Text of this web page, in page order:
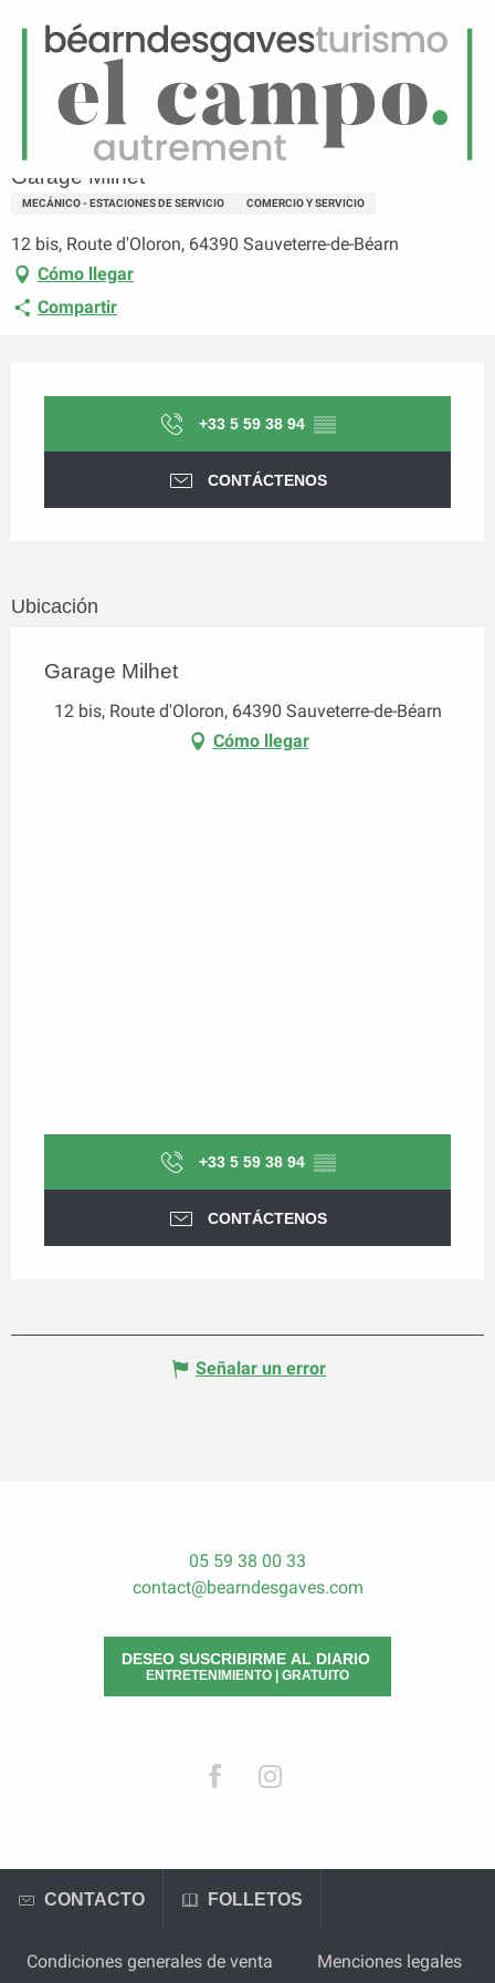
Menú
Página principal Garage Milhet
Garage Milhet
MECÁNICO - ESTACIONES DE SERVICIO COMERCIO Y SERVICIO
12 bis, Route d'Oloron, 64390 Sauveterre-de-Béarn
Cómo llegar
Compartir
+33 5 59 38 94 ▒▒
CONTÁCTENOS
Ubicación
Garage Milhet
12 bis, Route d'Oloron, 64390 Sauveterre-de-Béarn
Cómo llegar
+33 5 59 38 94 ▒▒
CONTÁCTENOS
Señalar un error
05 59 38 00 33
contact@bearndesgaves.com
DESEO SUSCRIBIRME AL DIARIO
ENTRETENIMIENTO | GRATUITO
CONTACTO FOLLETOS
Condiciones generales de venta Menciones legales